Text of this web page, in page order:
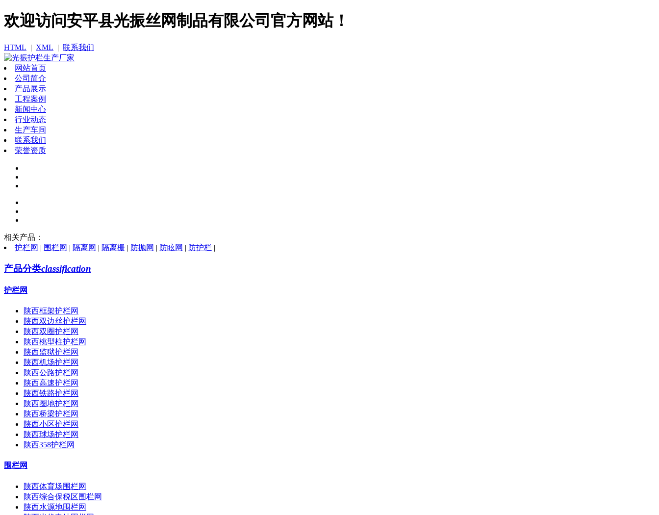
欢迎访问​安平县光振丝网制品有限公司官方网站！
HTML | XML | 联系我们
网站首页
公司简介
产品展示
工程案例
新闻中心
行业动态
生产车间
联系我们
荣誉资质
相关产品：
护栏网 | 围栏网 | 隔离网 | 隔离栅 | 防抛网 | 防眩网 | 防护栏 |
产品分类classification
护栏网
陕西框架护栏网
陕西双边丝护栏网
陕西双圈护栏网
陕西桃型柱护栏网
陕西监狱护栏网
陕西机场护栏网
陕西公路护栏网
陕西高速护栏网
陕西铁路护栏网
陕西圈地护栏网
陕西桥梁护栏网
陕西小区护栏网
陕西球场护栏网
陕西358护栏网
围栏网
陕西体育场围栏网
陕西综合保税区围栏网
陕西水源地围栏网